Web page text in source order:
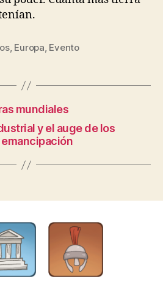
, Europa, Evento
mundiales
y el auge de los